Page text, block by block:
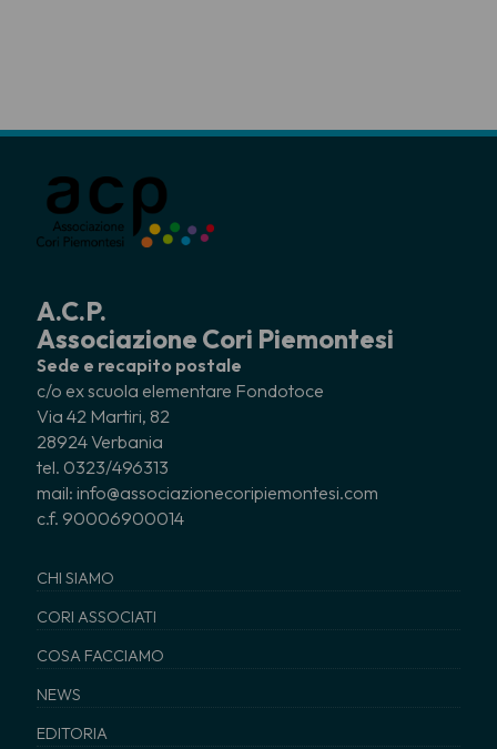
A.C.P.
Associazione Cori Piemontesi
Sede e recapito postale
c/o ex scuola elementare Fondotoce
Via 42 Martiri, 82
28924 Verbania
tel. 0323/496313
mail: info@associazionecoripiemontesi.com
c.f. 90006900014
CHI SIAMO
CORI ASSOCIATI
COSA FACCIAMO
NEWS
EDITORIA